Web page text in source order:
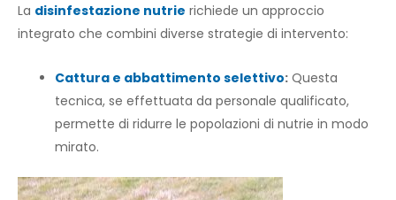
La disinfestazione nutrie richiede un approccio
integrato che combini diverse strategie di intervento:
Cattura e abbattimento selettivo: Questa
tecnica, se effettuata da personale qualificato,
permette di ridurre le popolazioni di nutrie in modo
mirato.